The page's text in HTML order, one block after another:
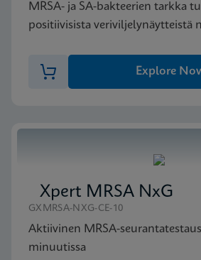
MRSA- ja SA-bakteerien tarkka
positiivisista veriviljelynäytteistä
Explore
Xpert MRSA NxG
GXMRSA-NXG-CE-10
Aktiivinen MRSA-
minuutissa